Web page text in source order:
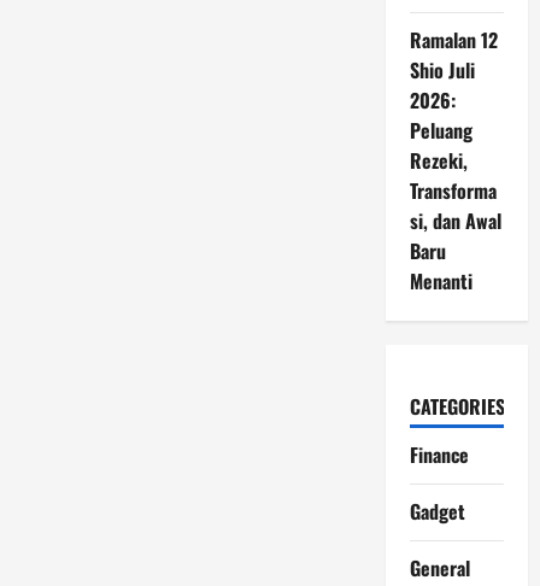
Ramalan 12
Shio Juli
2026:
Peluang
Rezeki,
Transforma
si, dan Awal
Baru
Menanti
CATEGORIES
Finance
Gadget
General